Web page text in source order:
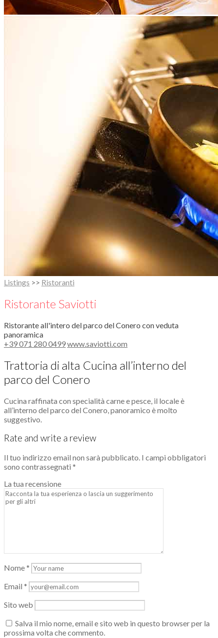
Listings >> Ristoranti
Ristorante Saviotti
Ristorante all'intero del parco del Conero con veduta
panoramica
+39 071 280 0499www.saviotti.com
Trattoria di alta Cucina all’interno del
parco del Conero
Cucina raffinata con specialità carne e pesce, il locale è
all’interno del parco del Conero, panoramico è molto
suggestivo.
Rate and write a review
Il tuo indirizzo email non sarà pubblicato. I campi obbligatori
sono contrassegnati *
La tua recensione
Nome*
Email *
Sito web
Salva il mio nome, email e sito web in questo browser per la
prossima volta che commento.